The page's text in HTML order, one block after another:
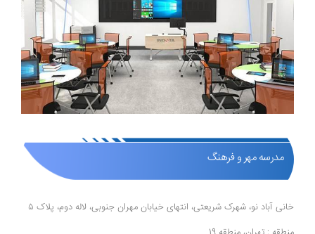
مدرسه مهر و فرهنگ
خانی آباد نو، شهرک شریعتی، انتهای خیابان مهران جنوبی، لاله دوم، پلاک ۵